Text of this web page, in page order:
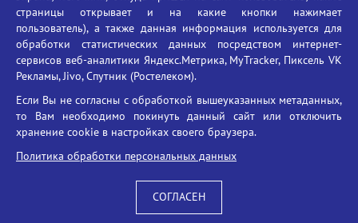
имени академика И.Г. Петровского
Время работы: пн-пт 09:00-18:00
Телефон: +7(4832)58-90-85
Вход
страницы открывает и на какие кнопки нажимает
пользователь), а также данная информация используется для
обработки статистических данных посредством интернет-
сервисов веб-аналитики Яндекс.Метрика, MyTracker, Пиксель VK
Рекламы, Jivo, Спутник (Ростелеком).
Если Вы не согласны с обработкой вышеуказанных метаданных,
то Вам необходимо покинуть данный сайт или отключить
хранение cookie в настройках своего браузера.
Политика обработки персональных данных
СОГЛАСЕН